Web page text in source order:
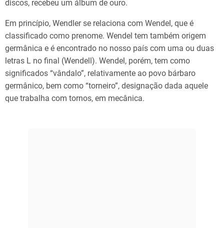
discos, recebeu um álbum de ouro.
Em princípio, Wendler se relaciona com Wendel, que é
classificado como prenome. Wendel tem também origem
germânica e é encontrado no nosso país com uma ou duas
letras L no final (Wendell). Wendel, porém, tem como
significados “vândalo”, relativamente ao povo bárbaro
germânico, bem como “torneiro”, designação dada aquele
que trabalha com tornos, em mecânica.